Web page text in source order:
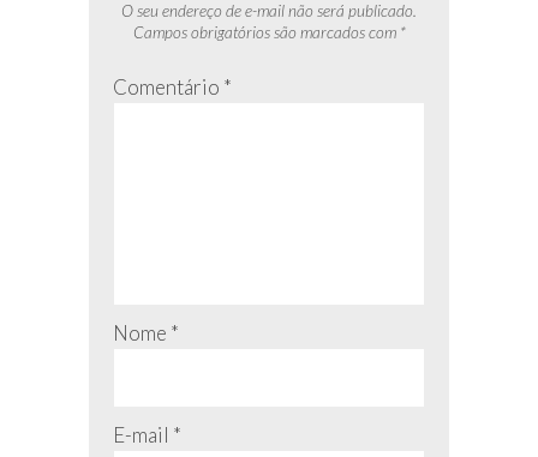
O seu endereço de e-mail não será publicado.
Campos obrigatórios são marcados com *
Comentário *
Nome *
E-mail *